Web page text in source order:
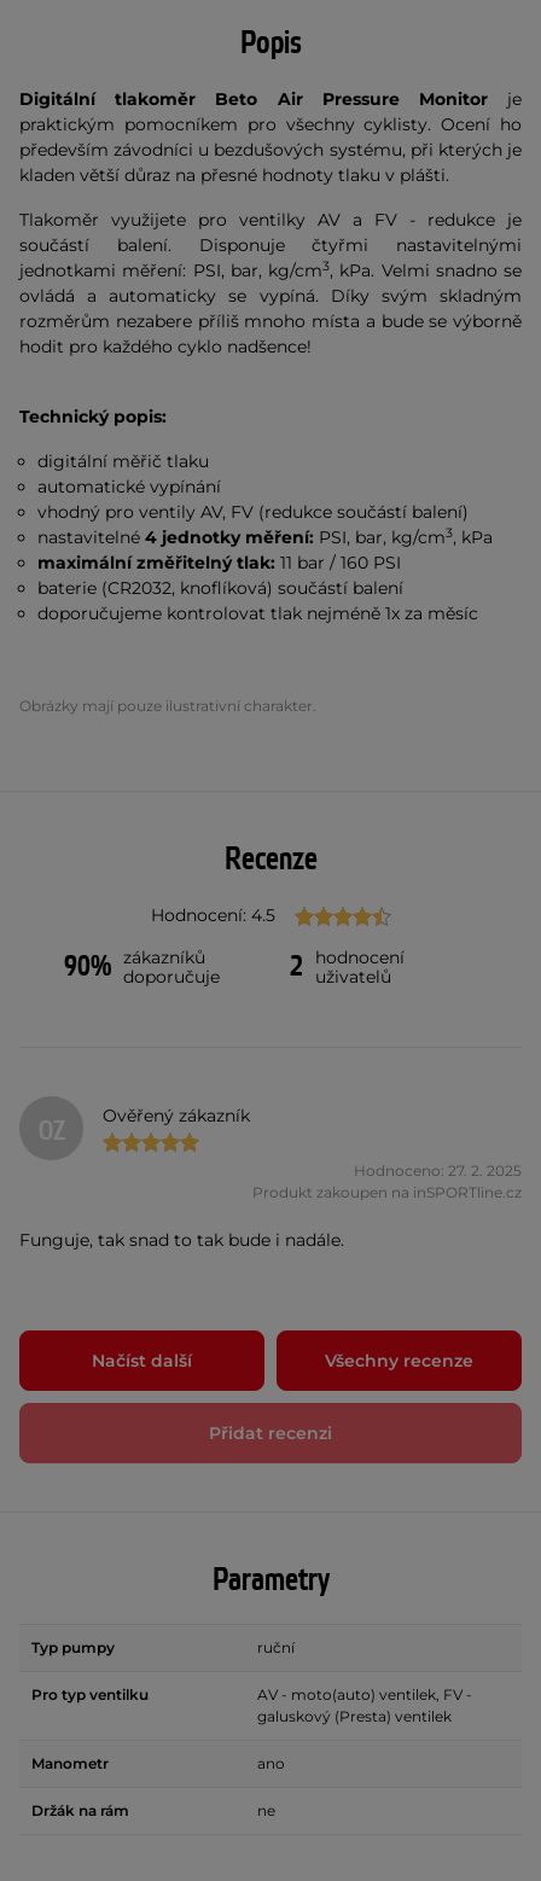
Popis
Digitální tlakoměr Beto Air Pressure Monitorje
praktickým pomocníkem pro všechny cyklisty. Ocení ho
především závodníci u bezdušových systému, při kterých je
kladen větší důraz na přesné hodnoty tlaku v plášti.
Tlakoměr využijete pro ventilky AV a FV - redukce je
součástí balení. Disponuje čtyřmi nastavitelnými
jednotkami měření: PSI, bar, kg/cm3, kPa. Velmi snadno se
ovládá a automaticky se vypíná. Díky svým skladným
rozměrům nezabere příliš mnoho místa a bude se výborně
hodit pro každého cyklo nadšence!
Technický popis:
digitální měřič tlaku
automatické vypínání
vhodný pro ventily AV, FV (redukce součástí balení)
nastavitelné4 jednotky měření: PSI, bar, kg/cm3, kPa
maximální změřitelný tlak: 11 bar / 160 PSI
baterie (CR2032, knoflíková) součástí balení
doporučujeme kontrolovat tlak nejméně 1x za měsíc
Obrázky mají pouze ilustrativní charakter.
Recenze
Hodnocení: 4.5
90% zákazníků
doporučuje
2
hodnocení
uživatelů
OZ Ověřený zákazník
Hodnoceno: 27. 2. 2025
Produkt zakoupen na inSPORTline.cz
Funguje, tak snad to tak bude i nadále.
Načíst další Všechny recenze
Přidat recenzi
Parametry
Typ pumpy ruční
Pro typ ventilku
AV - moto(auto) ventilek, FV -
galuskový (Presta) ventilek
Manometr ano
Držák na rám ne